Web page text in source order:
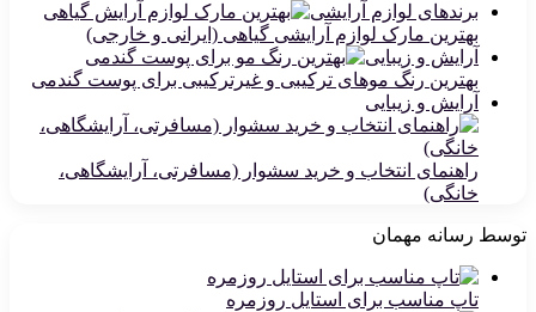
برندهای لوازم آرایشی
بهترین مارک لوازم آرایشی گیاهی (ایرانی و خارجی)
آرایش و زیبایی
بهترین رنگ موهای ترکیبی و غیرترکیبی برای پوست گندمی
آرایش و زیبایی
راهنمای انتخاب و خرید سشوار (مسافرتی، آرایشگاهی،
خانگی)
توسط رسانه مهمان
تاپ مناسب برای استایل روزمره